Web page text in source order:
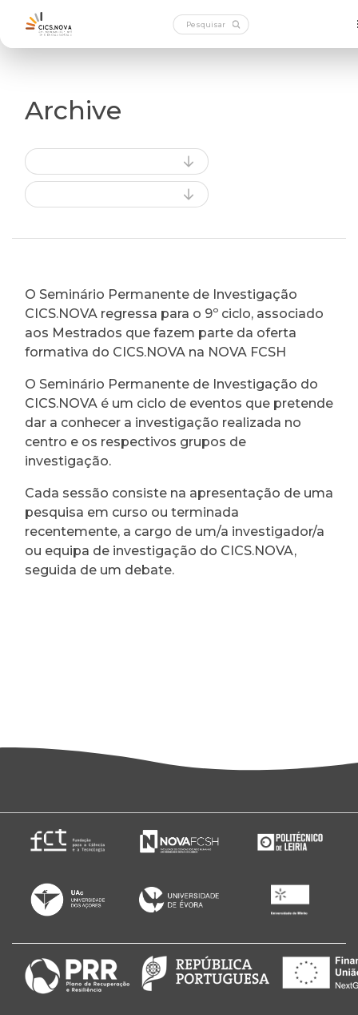
Archive
O Seminário Permanente de Investigação
CICS.NOVA regressa para o 9º ciclo, associado
aos Mestrados que fazem parte da oferta
formativa do CICS.NOVA na NOVA FCSH
O Seminário Permanente de Investigação do
CICS.NOVA é um ciclo de eventos que pretende
dar a conhecer a investigação realizada no
centro e os respectivos grupos de
investigação.
Cada sessão consiste na apresentação de uma
pesquisa em curso ou terminada
recentemente, a cargo de um/a investigador/a
ou equipa de investigação do CICS.NOVA,
seguida de um debate.